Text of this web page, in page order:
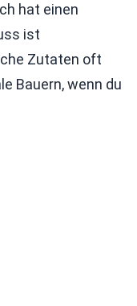
hat einen
ist
Zutaten oft
Bauern, wenn du